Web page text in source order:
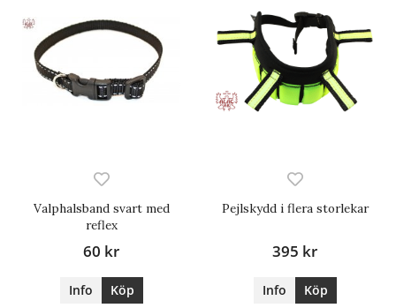
Valphalsband svart med
reflex
60 kr
Info Köp
Pejlskydd i flera storlekar
395 kr
Info Köp